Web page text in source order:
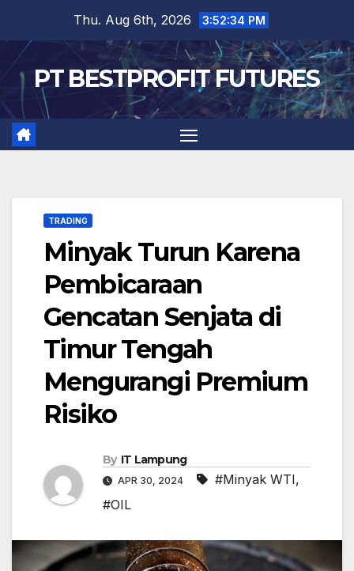
content
Thu. Aug 6th, 2026 3:52:34 PM
PT BESTPROFIT FUTURES
TRADING
Minyak Turun Karena
Pembicaraan
Gencatan Senjata di
Timur Tengah
Mengurangi Premium
Risiko
By IT Lampung
APR 30, 2024 #Minyak WTI,
#OIL